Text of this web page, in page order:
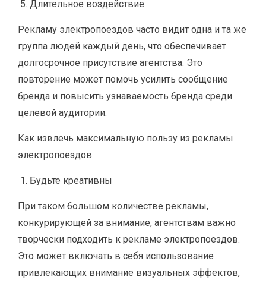
Длительное воздействие
Рекламу электропоездов часто видит одна и та же
группа людей каждый день, что обеспечивает
долгосрочное присутствие агентства. Это
повторение может помочь усилить сообщение
бренда и повысить узнаваемость бренда среди
целевой аудитории.
Как извлечь максимальную пользу из рекламы
электропоездов
Будьте креативны
При таком большом количестве рекламы,
конкурирующей за внимание, агентствам важно
творчески подходить к рекламе электропоездов.
Это может включать в себя использование
привлекающих внимание визуальных эффектов,